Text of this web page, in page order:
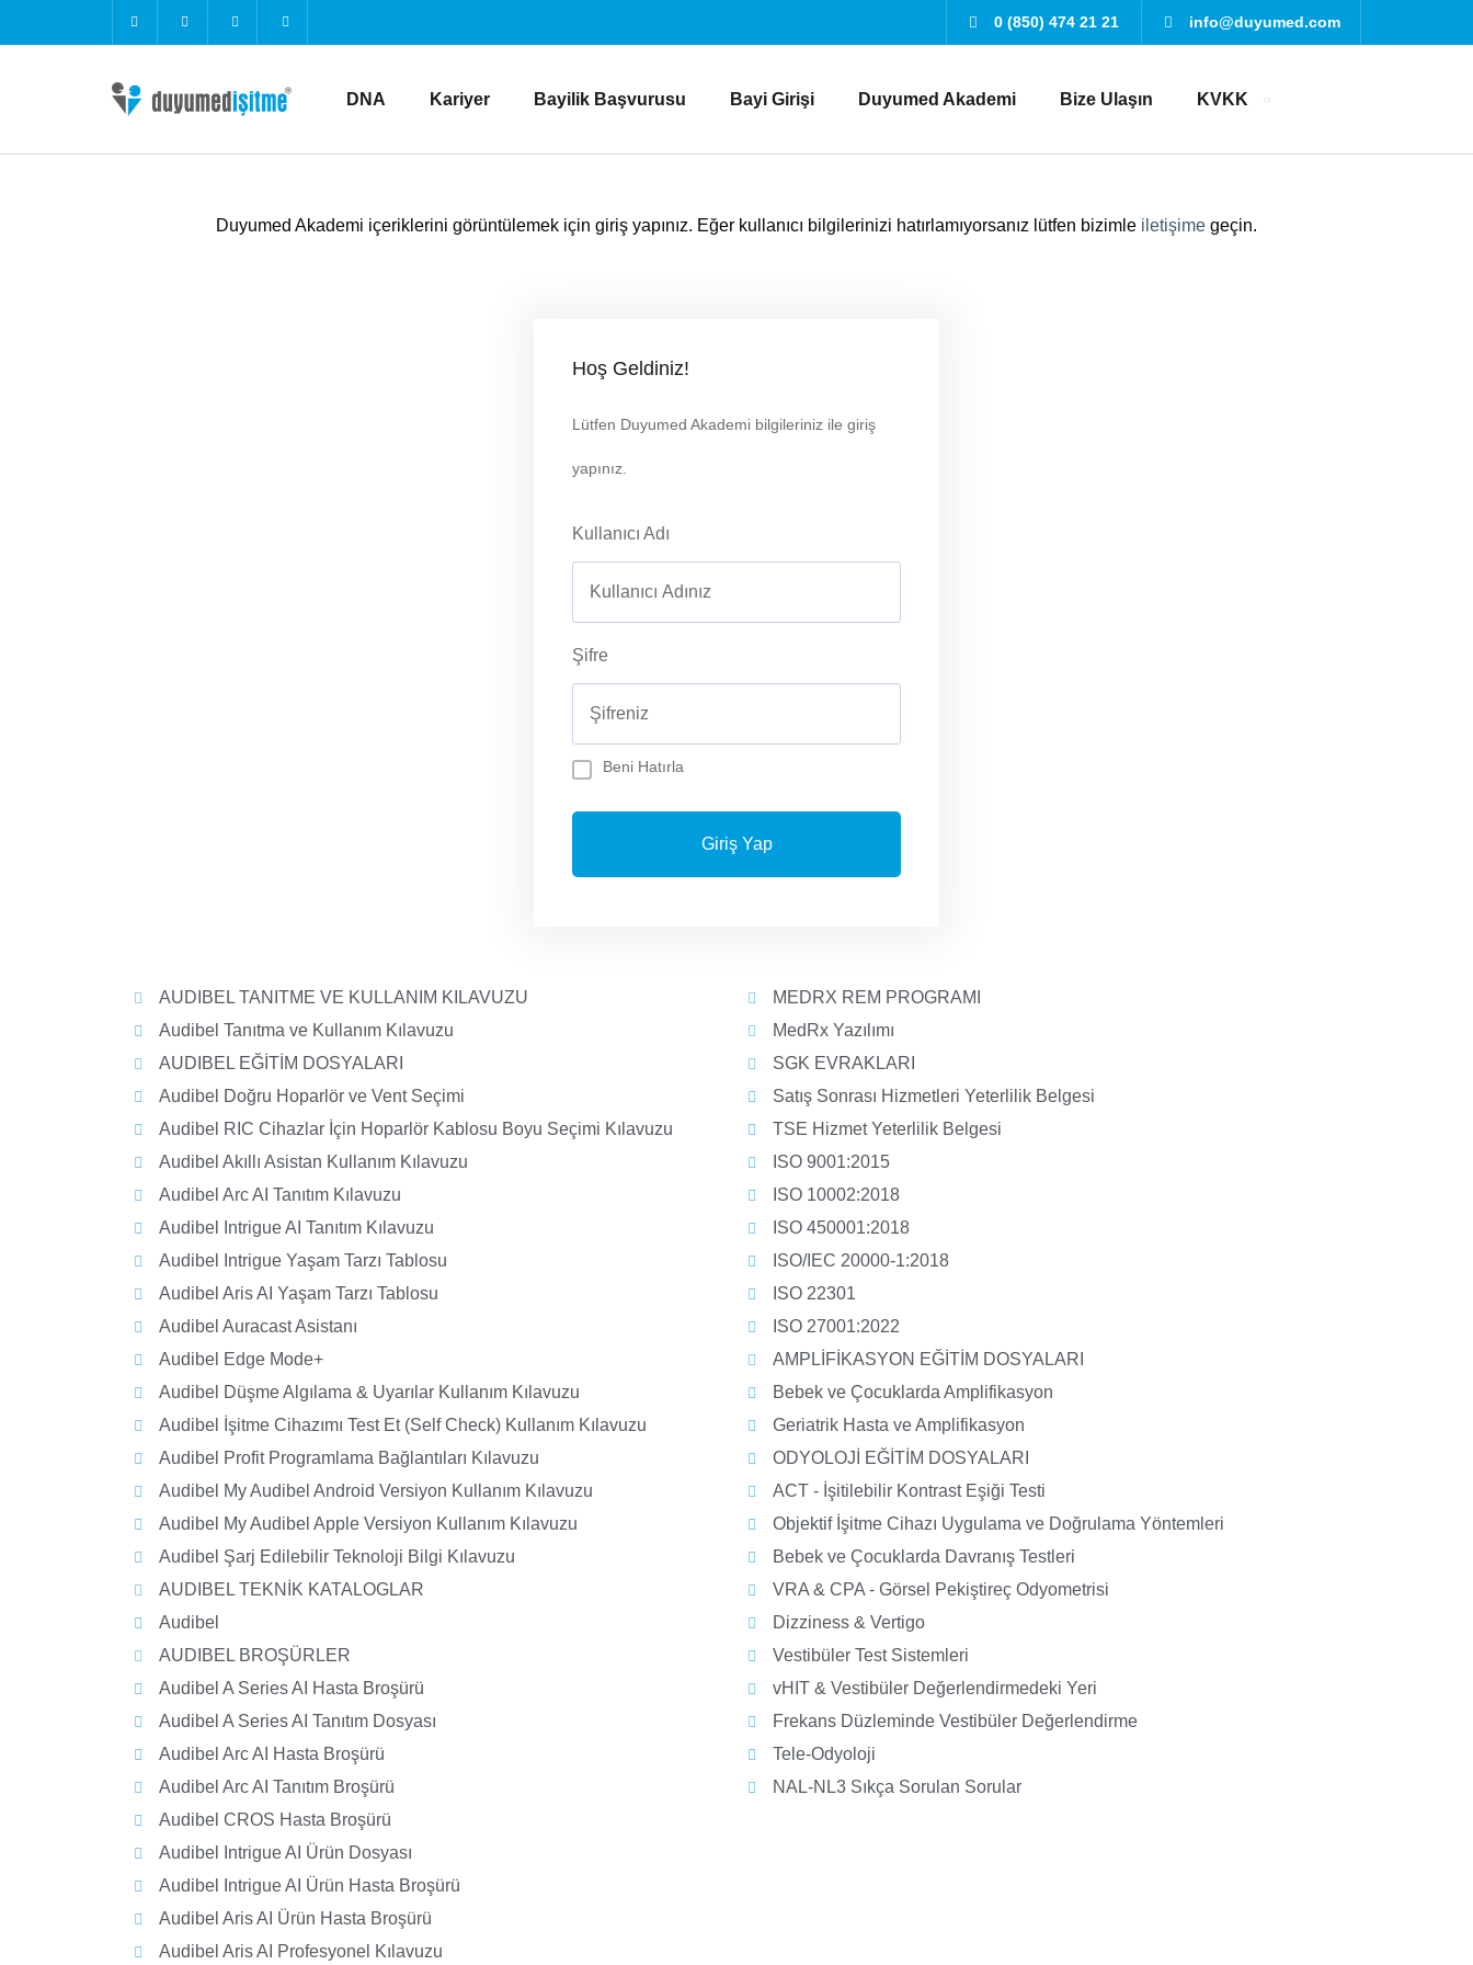
0 (850) 474 21 21 info@duyumed.com
DNA Kariyer Bayilik Başvurusu Bayi Girişi Duyumed Akademi Bize Ulaşın KVKK
Duyumed Akademi içeriklerini görüntülemek için giriş yapınız. Eğer kullanıcı bilgilerinizi hatırlamıyorsanız lütfen bizimle iletişime geçin.
Hoş Geldiniz!
Lütfen Duyumed Akademi bilgileriniz ile giriş
yapınız.
Kullanıcı Adı
Şifre
Beni Hatırla
AUDIBEL TANITME VE KULLANIM KILAVUZU
Audibel Tanıtma ve Kullanım Kılavuzu
AUDIBEL EĞİTİM DOSYALARI
Audibel Doğru Hoparlör ve Vent Seçimi
Audibel RIC Cihazlar İçin Hoparlör Kablosu Boyu Seçimi Kılavuzu
Audibel Akıllı Asistan Kullanım Kılavuzu
Audibel Arc AI Tanıtım Kılavuzu
Audibel Intrigue AI Tanıtım Kılavuzu
Audibel Intrigue Yaşam Tarzı Tablosu
Audibel Aris AI Yaşam Tarzı Tablosu
Audibel Auracast Asistanı
Audibel Edge Mode+
Audibel Düşme Algılama & Uyarılar Kullanım Kılavuzu
Audibel İşitme Cihazımı Test Et (Self Check) Kullanım Kılavuzu
Audibel Profit Programlama Bağlantıları Kılavuzu
Audibel My Audibel Android Versiyon Kullanım Kılavuzu
Audibel My Audibel Apple Versiyon Kullanım Kılavuzu
Audibel Şarj Edilebilir Teknoloji Bilgi Kılavuzu
AUDIBEL TEKNİK KATALOGLAR
Audibel
AUDIBEL BROŞÜRLER
Audibel A Series AI Hasta Broşürü
Audibel A Series AI Tanıtım Dosyası
Audibel Arc AI Hasta Broşürü
Audibel Arc AI Tanıtım Broşürü
Audibel CROS Hasta Broşürü
Audibel Intrigue AI Ürün Dosyası
Audibel Intrigue AI Ürün Hasta Broşürü
Audibel Aris AI Ürün Hasta Broşürü
Audibel Aris AI Profesyonel Kılavuzu
MEDRX REM PROGRAMI
MedRx Yazılımı
SGK EVRAKLARI
Satış Sonrası Hizmetleri Yeterlilik Belgesi
TSE Hizmet Yeterlilik Belgesi
ISO 9001:2015
ISO 10002:2018
ISO 450001:2018
ISO/IEC 20000-1:2018
ISO 22301
ISO 27001:2022
AMPLİFİKASYON EĞİTİM DOSYALARI
Bebek ve Çocuklarda Amplifikasyon
Geriatrik Hasta ve Amplifikasyon
ODYOLOJİ EĞİTİM DOSYALARI
ACT - İşitilebilir Kontrast Eşiği Testi
Objektif İşitme Cihazı Uygulama ve Doğrulama Yöntemleri
Bebek ve Çocuklarda Davranış Testleri
VRA & CPA - Görsel Pekiştireç Odyometrisi
Dizziness & Vertigo
Vestibüler Test Sistemleri
vHIT & Vestibüler Değerlendirmedeki Yeri
Frekans Düzleminde Vestibüler Değerlendirme
Tele-Odyoloji
NAL-NL3 Sıkça Sorulan Sorular